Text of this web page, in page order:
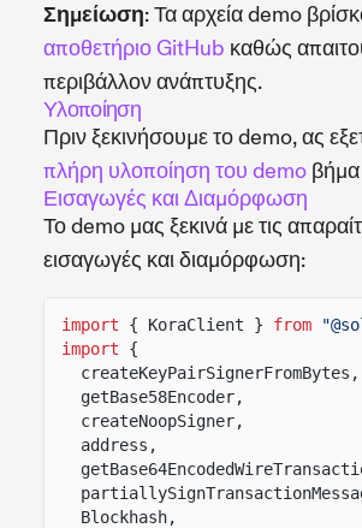
Σημείωση: Τα αρχεία demo
αποθετήριο GitHub καθώς
περιβάλλον ανάπτυξης.
Υλοποίηση
Πριν ξεκινήσουμε το demo, ας
πλήρη υλοποίηση του demo
Εισαγωγές και Διαμόρφωση
Το demo μας ξεκινά με τις
εισαγωγές και διαμόρφωση:
import { KoraClient } from
import
{
createKeyPairSignerFromBytes,
getBase58Encoder,
createNoopSigner,
address,
Blockhash,